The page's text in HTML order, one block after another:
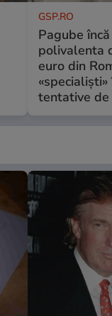
GSP.RO
Pagube
polivalenta
euro din
tentative de